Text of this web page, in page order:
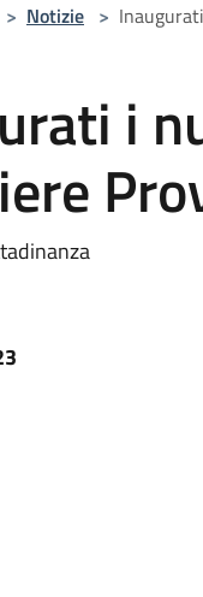
> Notizie >
i